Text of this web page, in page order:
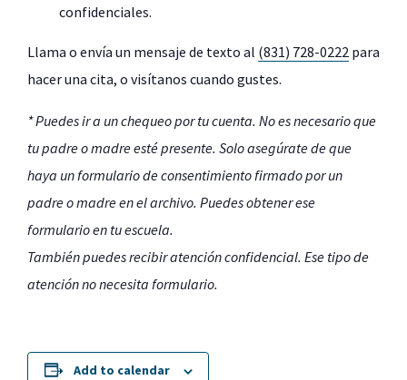
confidenciales.
Llama o envía un mensaje de texto al (831) 728-0222 para
hacer una cita, o visítanos cuando gustes.
* Puedes ir a un chequeo por tu cuenta. No es necesario que
tu padre o madre esté presente. Solo asegúrate de que
haya un formulario de consentimiento firmado por un
padre o madre en el archivo. Puedes obtener ese
formulario en tu escuela.
También puedes recibir atención confidencial. Ese tipo de
atención no necesita formulario.
Add to calendar